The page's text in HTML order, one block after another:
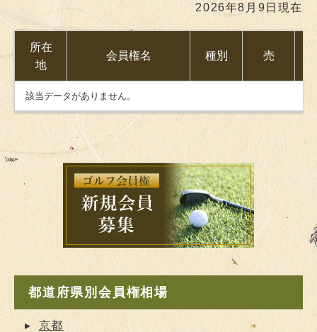
2026年8月9日現在
所在
地
会員権名 種別 売
該当データがありません。
都道府県別会員権相場
京都